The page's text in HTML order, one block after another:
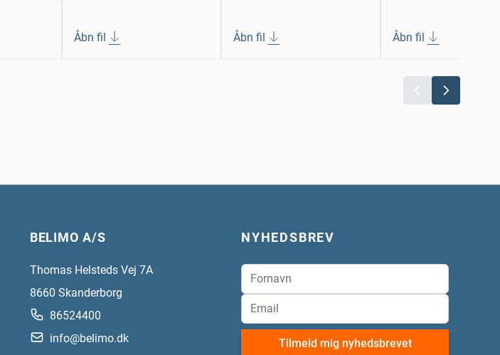
Åbn fil Åbn fil Åbn fil
BELIMO A/S
Thomas Helsteds Vej 7A
8660 Skanderborg
86524400
info@belimo.dk
NYHEDSBREV
Tilmeld mig nyhedsbrevet